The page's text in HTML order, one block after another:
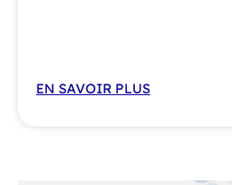
EN SAVOIR PLUS